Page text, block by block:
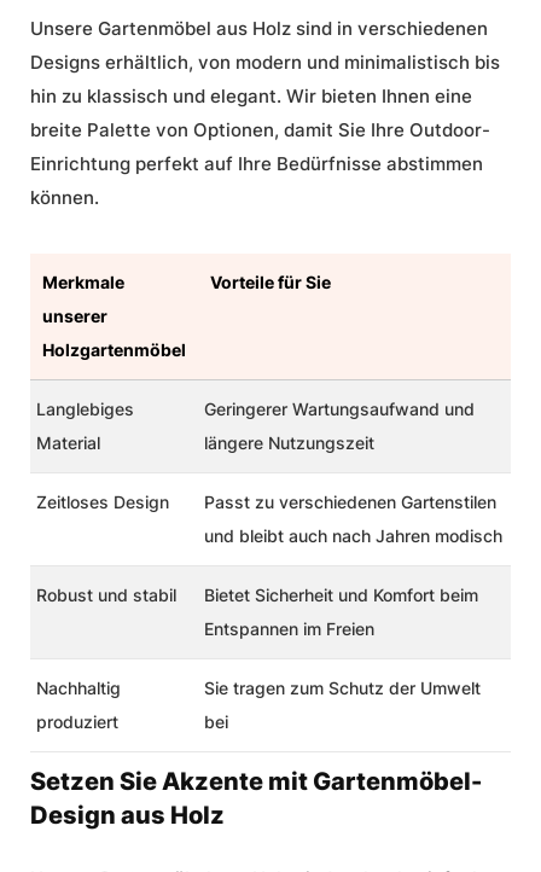
Unsere Gartenmöbel aus Holz sind in verschiedenen
Designs erhältlich, von modern und minimalistisch bis
hin zu klassisch und elegant. Wir bieten Ihnen eine
breite Palette von Optionen, damit Sie Ihre Outdoor-
Einrichtung perfekt auf Ihre Bedürfnisse abstimmen
können.
Merkmale
unserer
Holzgartenmöbel
Vorteile für Sie
Langlebiges
Material
Geringerer Wartungsaufwand und
längere Nutzungszeit
Zeitloses Design
Passt zu verschiedenen Gartenstilen
und bleibt auch nach Jahren modisch
Robust und stabil
Bietet Sicherheit und Komfort beim
Entspannen im Freien
Nachhaltig
produziert
Sie tragen zum Schutz der Umwelt
bei
Setzen Sie Akzente mit Gartenmöbel-
Design aus Holz